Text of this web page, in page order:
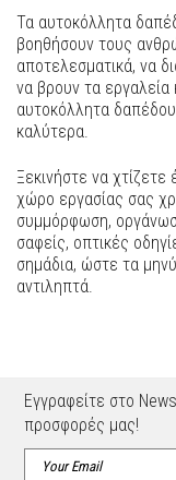
Τα αυτοκόλλητα
βοηθήσουν τους
αποτελεσματικά, να
να βρουν τα εργαλεία
αυτοκόλλητα δαπέδου
καλύτερα.
Ξεκινήστε να
χώρο εργασίας σας
συμμόρφωση,
σαφείς, οπτικές
σημάδια, ώστε τα
αντιληπτά.
Εγγραφείτε στο
προσφορές μας!